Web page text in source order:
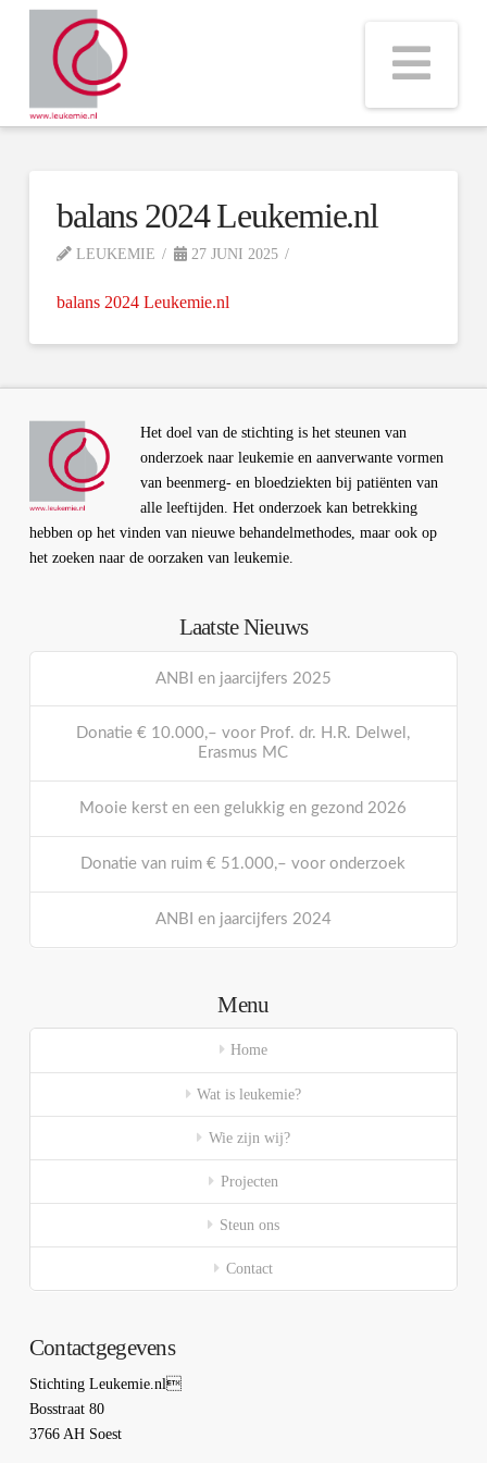
balans 2024 Leukemie.nl
LEUKEMIE 27 JUNI 2025
balans 2024 Leukemie.nl
Het doel van de stichting is het steunen van
onderzoek naar leukemie en aanverwante vormen
van beenmerg- en bloedziekten bij patiënten van
alle leeftijden. Het onderzoek kan betrekking
hebben op het vinden van nieuwe behandelmethodes, maar ook op
het zoeken naar de oorzaken van leukemie.
Laatste Nieuws
ANBI en jaarcijfers 2025
Donatie € 10.000,– voor Prof. dr. H.R. Delwel,
Erasmus MC
Mooie kerst en een gelukkig en gezond 2026
Donatie van ruim € 51.000,– voor onderzoek
ANBI en jaarcijfers 2024
Menu
Home
Wat is leukemie?
Wie zijn wij?
Projecten
Steun ons
Contact
Contactgegevens
Stichting Leukemie.nl
Bosstraat 80
3766 AH Soest